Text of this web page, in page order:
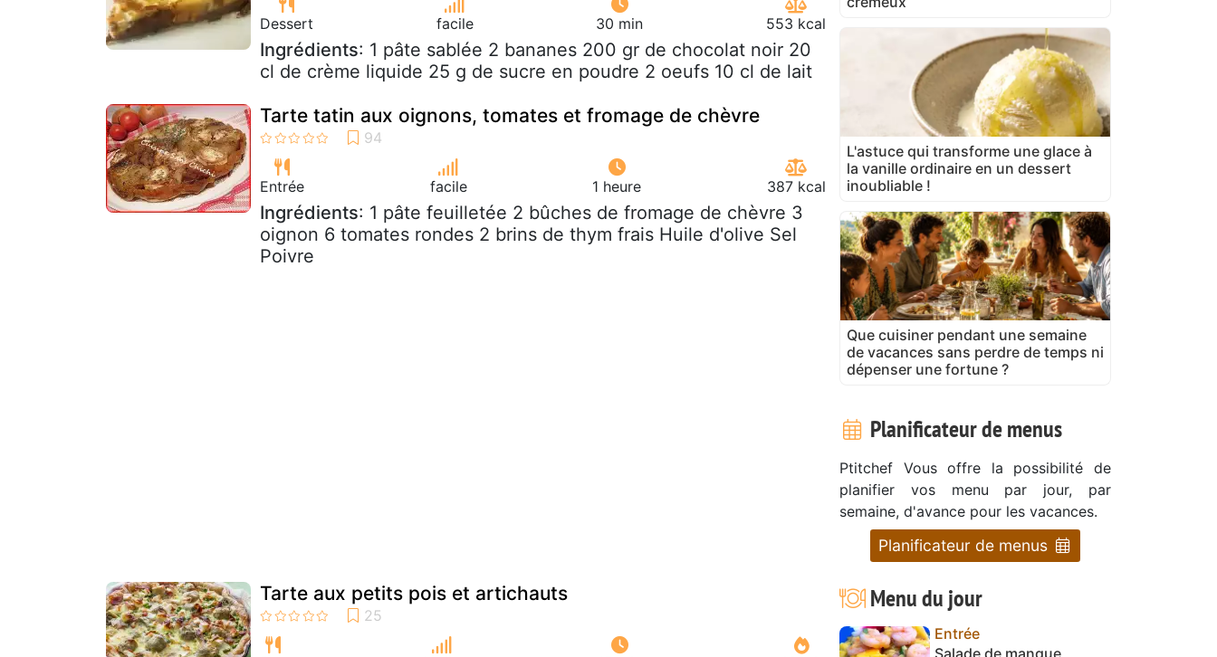
Dessert facile 30 min 553 kcal
Ingrédients: 1 pâte sablée 2 bananes 200 gr de chocolat noir 20
cl de crème liquide 25 g de sucre en poudre 2 oeufs 10 cl de lait
Tarte tatin aux oignons, tomates et fromage de chèvre
Entrée facile 1 heure 387 kcal
Ingrédients: 1 pâte feuilletée 2 bûches de fromage de chèvre 3
oignon 6 tomates rondes 2 brins de thym frais Huile d'olive Sel
Poivre
Tarte aux petits pois et artichauts
L'astuce qui transforme une glace à
la vanille ordinaire en un dessert
inoubliable !
Que cuisiner pendant une semaine
de vacances sans perdre de temps ni
dépenser une fortune ?
Planificateur de menus
Ptitchef Vous offre la possibilité de
planifier vos menu par jour, par
semaine, d'avance pour les vacances.
Planificateur de menus
Menu du jour
Entrée
Salade de mangue,